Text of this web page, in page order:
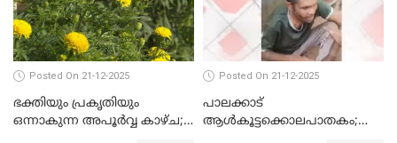
Posted On 21-12-2025
ഭക്തിയും പ്രകൃതിയും
ഒന്നാകുന്ന അപൂര്‍വ്വ കാഴ്ച;
Posted On 21-12-2025
പാലക്കാട്‌
ആൾകൂട്ടക്കൊലപാതകം;